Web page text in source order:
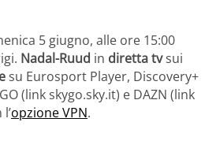
5 giugno, alle ore 15:00
Nadal-Ruud in diretta tvsui
su Eurosport Player, Discovery+
(link skygo.sky.it) e DAZN (link
opzione VPN.